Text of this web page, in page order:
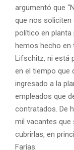
argumentó que
que nos soliciten
político en planta
hemos hecho en
Lifschitz, ni está
en el tiempo que
ingresado a la
empleados que
contratados. De
mil vacantes que
cubrirlas, en
Farías.